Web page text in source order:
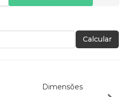
Calcular
Dimensões